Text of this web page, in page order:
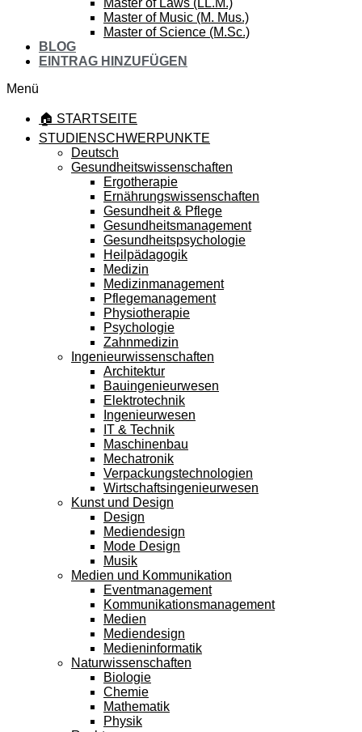
Master of Laws (LL.M.)
Master of Music (M. Mus.)
Master of Science (M.Sc.)
BLOG
EINTRAG HINZUFÜGEN
Menü
🏠 STARTSEITE
STUDIENSCHWERPUNKTE
Deutsch
Gesundheitswissenschaften
Ergotherapie
Ernährungswissenschaften
Gesundheit & Pflege
Gesundheitsmanagement
Gesundheitspsychologie
Heilpädagogik
Medizin
Medizinmanagement
Pflegemanagement
Physiotherapie
Psychologie
Zahnmedizin
Ingenieurwissenschaften
Architektur
Bauingenieurwesen
Elektrotechnik
Ingenieurwesen
IT & Technik
Maschinenbau
Mechatronik
Verpackungstechnologien
Wirtschaftsingenieurwesen
Kunst und Design
Design
Mediendesign
Mode Design
Musik
Medien und Kommunikation
Eventmanagement
Kommunikationsmanagement
Medien
Mediendesign
Medieninformatik
Naturwissenschaften
Biologie
Chemie
Mathematik
Physik